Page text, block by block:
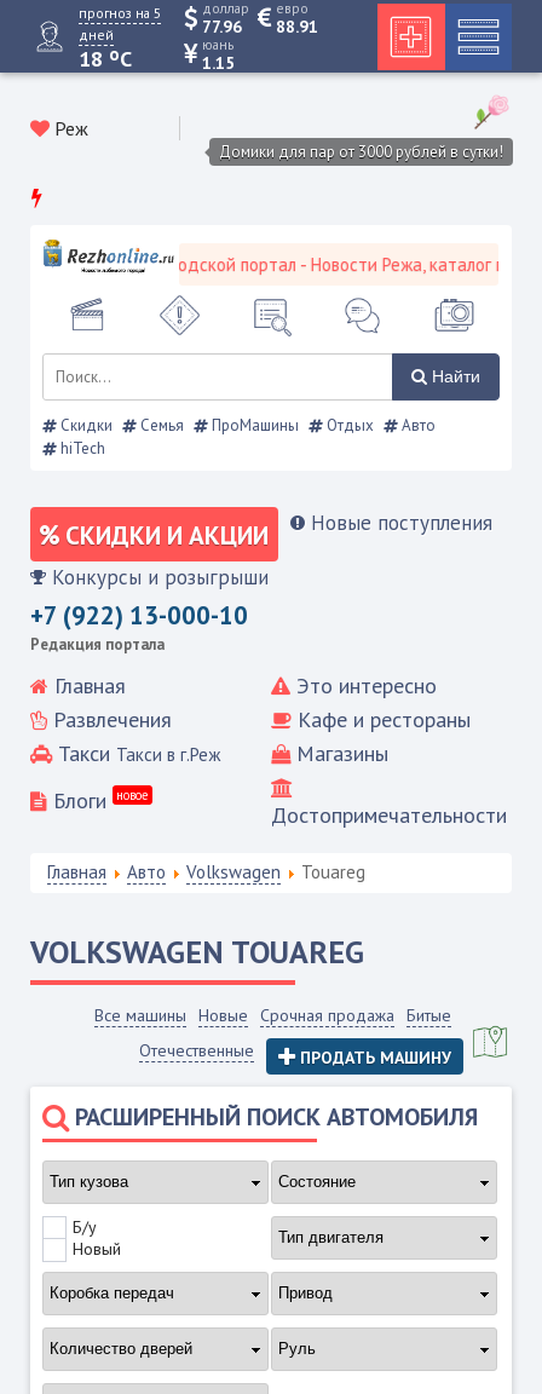
прогноз на 5
дней
18 oC
доллар
77.96
евро
88.91
юань
1.15
Реж
Домики для пар от 3000 рублей в сутки!
Режевской городской портал - Новости Режа, каталог
Найти
Скидки Семья ПроМашины Отдых
Авто
hiTech
СКИДКИ И АКЦИИ Новые поступления
Конкурсы и розыгрыши
+7 (922) 13-000-10
Редакция портала
Главная
Это интересно
Развлечения
Кафе и рестораны
Такси Такси в г.Реж
Магазины
Блоги
новое
Достопримечательности
Главная Авто Volkswagen Touareg
VOLKSWAGEN TOUAREG
Все машины Новые Срочная продажа
Битые
Отечественные
ПРОДАТЬ МАШИНУ
РАСШИРЕННЫЙ ПОИСК АВТОМОБИЛЯ
Б/у
Новый